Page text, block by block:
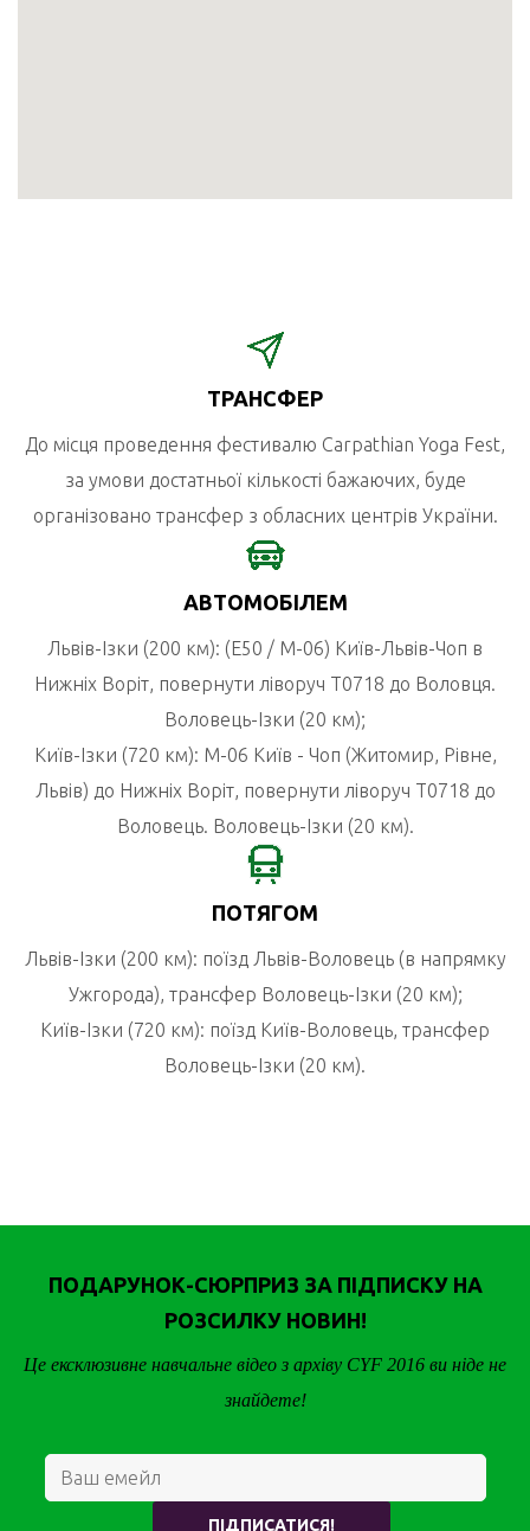
ТРАНСФЕР
До місця проведення фестивалю Carpathian Yoga Fest,
за умови достатньої кількості бажаючих, буде
організовано трансфер з обласних центрів України.
АВТОМОБІЛЕМ
Львів-Ізки (200 км): (Е50 / M-06) Київ-Львів-Чоп в
Нижніх Воріт, повернути ліворуч Т0718 до Воловця.
Воловець-Ізки (20 км);
Київ-Ізки (720 км): М-06 Київ - Чоп (Житомир, Рівне,
Львів) до Нижніх Воріт, повернути ліворуч Т0718 до
Воловець. Воловець-Ізки (20 км).
ПОТЯГОМ
Львів-Ізки (200 км): поїзд Львів-Воловець (в напрямку
Ужгорода), трансфер Воловець-Ізки (20 км);
Київ-Ізки (720 км): поїзд Київ-Воловець, трансфер
Воловець-Ізки (20 км).
ПОДАРУНОК-СЮРПРИЗ ЗА ПІДПИСКУ НА
РОЗСИЛКУ НОВИН!
Це ексклюзивне навчальне відео з архіву CYF 2016 ви ніде не
знайдете!
ПІДПИСАТИСЯ!